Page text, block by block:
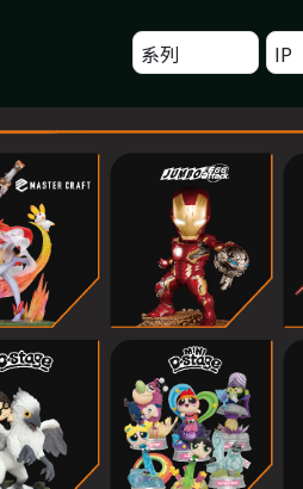
系列 IP